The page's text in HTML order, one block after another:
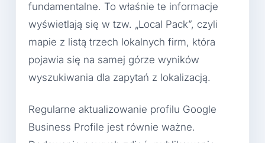
fundamentalne. To właśnie te informacje
wyświetlają się w tzw. „Local Pack”, czyli
mapie z listą trzech lokalnych firm, która
pojawia się na samej górze wyników
wyszukiwania dla zapytań z lokalizacją.
Regularne aktualizowanie profilu Google
Business Profile jest równie ważne.